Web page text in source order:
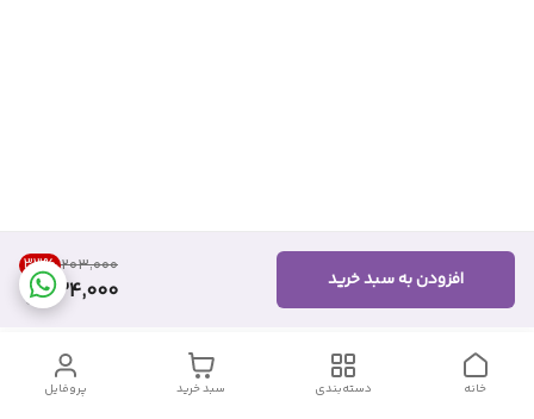
۲۰۳٬۰۰۰ 33%
134,000 افزودن به سبد خرید
پروفایل سبد خرید دسته‌بندی خانه